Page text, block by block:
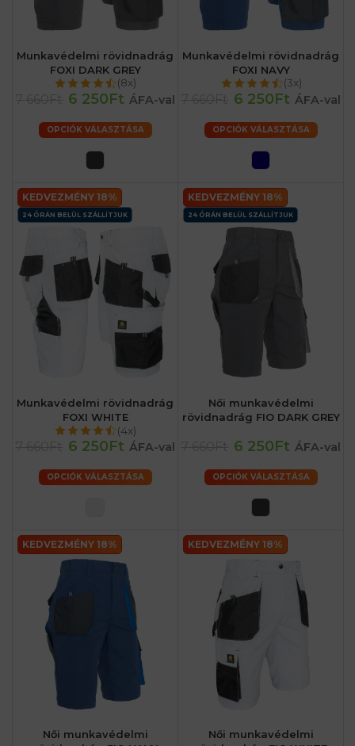
Munkavédelmi rövidnadrág
FOXI DARK GREY
(8x)
6 250Ft ÁFA-val
OPCIÓK VÁLASZTÁSA
Munkavédelmi rövidnadrág
FOXI NAVY
(3x)
6 250Ft ÁFA-val
OPCIÓK VÁLASZTÁSA
KEDVEZMÉNY 18%
24 ÓRÁN BELÜL SZÁLLÍTJUK
Munkavédelmi rövidnadrág
FOXI WHITE
(4x)
6 250Ft ÁFA-val
OPCIÓK VÁLASZTÁSA
KEDVEZMÉNY 18%
24 ÓRÁN BELÜL SZÁLLÍTJUK
Női munkavédelmi
rövidnadrág FIO DARK GREY
6 250Ft ÁFA-val
OPCIÓK VÁLASZTÁSA
KEDVEZMÉNY 18%
Női munkavédelmi
KEDVEZMÉNY 18%
Női munkavédelmi